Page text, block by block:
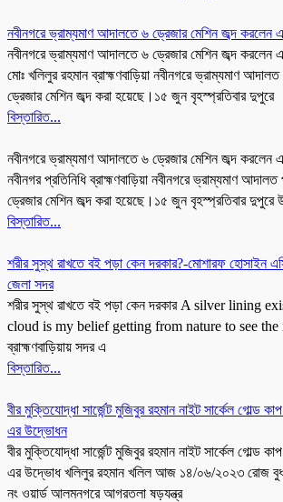
নবীনগরে ভ্রাম্যমাণ আদালতে ৬ ড্রেজার মেশিন জব্দ করলেন
নবীনগরে ভ্রাম্যমাণ আদালতে ৬ ড্রেজার মেশিন জব্দ করলেন
মোঃ খলিলুর রহমান ব্রাহ্মণবাড়িয়া নবীনগরে ভ্রাম্যমাণ আদালত
ড্রেজার মেশিন জব্দ করা হয়েছে।১৫ জুন বৃহস্প্রতিবার দুপুরে
বিস্তারিত...
নবীনগরে ভ্রাম্যমাণ আদালতে ৬ ড্রেজার মেশিন জব্দ করলেন
নবীনগর প্রতিনিধি ব্রাহ্মণবাড়িয়া নবীনগরে ভ্রাম্যমাণ আদালত
ড্রেজার মেশিন জব্দ করা হয়েছে।১৫ জুন বৃহস্প্রতিবার দুপুরে
বিস্তারিত...
শরীর সুস্থ রাখতে বই পড়া কেন দরকার?-মোশারফ হোসাইন
জেলা সদর
শরীর সুস্থ রাখতে বই পড়া কেন দরকার A silver lining
cloud is my belief getting from nature to see the
ব্রাহ্মণবাড়িয়ায় সদর এ
বিস্তারিত...
বীর মুক্তিযোদ্ধা সার্জেন্ট মুজিবুর রহমান নাইট সার্কেল গোল্ড
এর উদ্ভোধন
বীর মুক্তিযোদ্ধা সার্জেন্ট মুজিবুর রহমান নাইট সার্কেল গোল্ড
এর উদ্ভোধ খলিলুর রহমান খলিল আজ ১৪/০৬/২০২৩ রোজ
নং ওয়ার্ড আলমনগরে আগরতলা ষড়যন্ত্র